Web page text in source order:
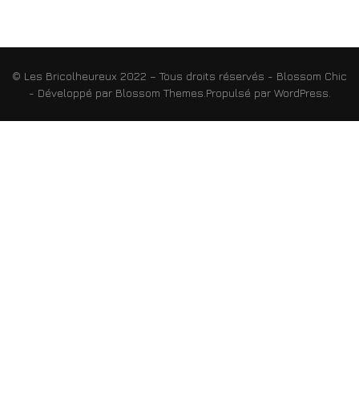
© Les Bricolheureux 2022 – Tous droits réservés - Blossom Chic
- Développé par Blossom Themes .Propulsé par WordPress